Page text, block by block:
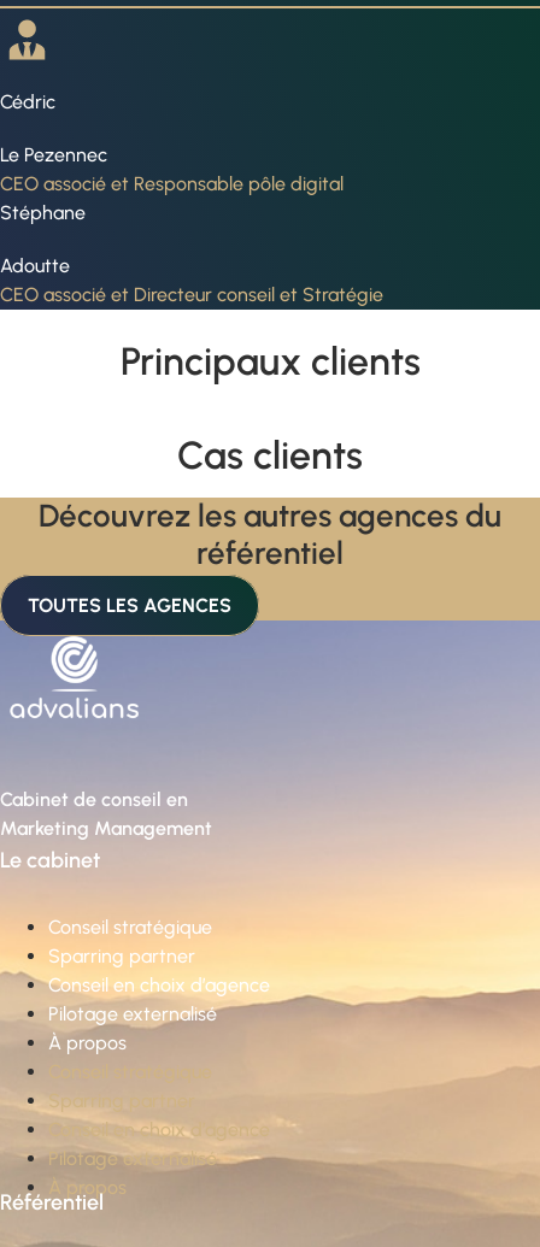
Cédric
Le Pezennec
CEO associé et Responsable pôle digital
Stéphane
Adoutte
CEO associé et Directeur conseil et Stratégie
Principaux clients
Cas clients
Découvrez les autres agences du
référentiel
TOUTES LES AGENCES
Cabinet de conseil en
Marketing Management
Le cabinet
Conseil stratégique
Sparring partner
Conseil en choix d’agence
Pilotage externalisé
À propos
Sparring partner
Conseil en choix d’agence
Pilotage externalisé
À propos
Référentiel